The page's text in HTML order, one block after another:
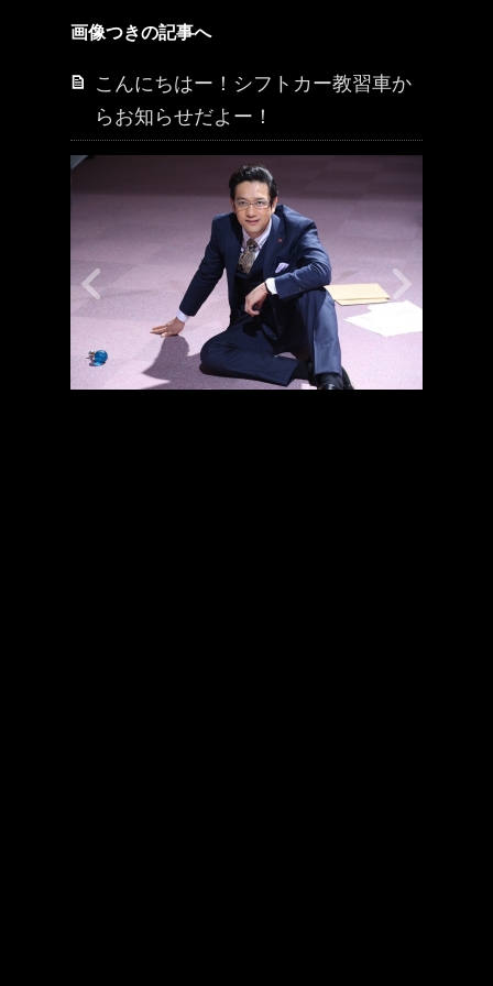
画像つきの記事へ
こんにちはー！シフトカー教習車か
らお知らせだよー！